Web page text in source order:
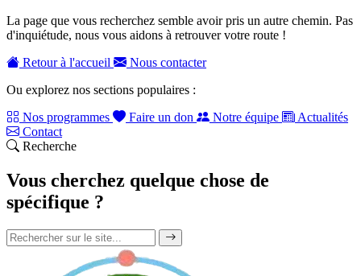
La page que vous recherchez semble avoir pris un autre chemin. Pas
d'inquiétude, nous vous aidons à retrouver votre route !
Retour à l'accueil
Nous contacter
Ou explorez nos sections populaires :
Nos programmes
Faire un don Notre équipe
Actualités
Contact
Recherche
Vous cherchez quelque chose de
spécifique ?